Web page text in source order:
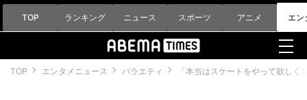
TOP ランキング ニュース スポーツ アニメ エン
TOP エンタメニュース バラエティ 「本当はスケートをやって欲し